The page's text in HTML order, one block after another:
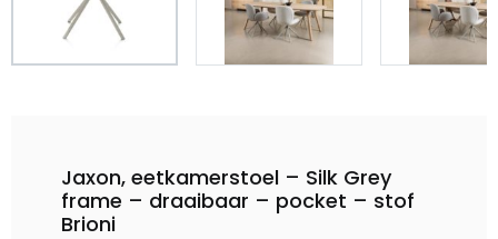
Jaxon, eetkamerstoel – Silk Grey
frame – draaibaar – pocket – stof
Brioni